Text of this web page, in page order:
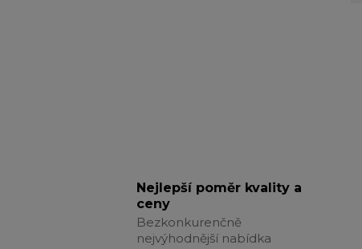
Nejlepší poměr kvality a
ceny
Bezkonkurenčně
nejvýhodnější nabídka